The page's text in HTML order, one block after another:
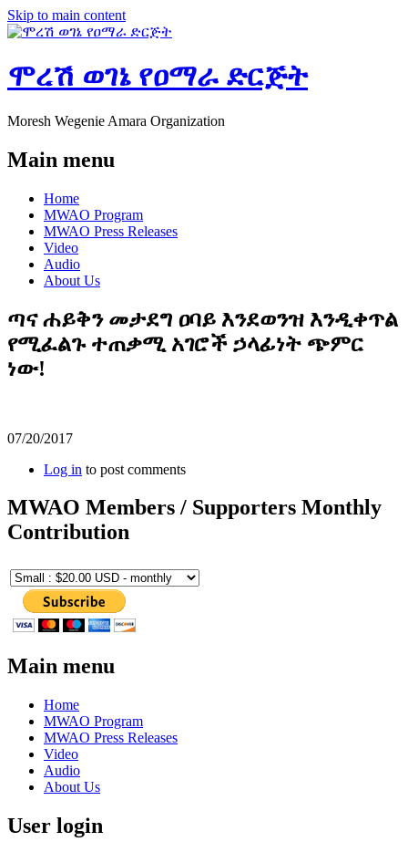
Skip to main content
ሞረሽ ወገኔ የዐማራ ድርጅት
Moresh Wegenie Amara Organization
Main menu
Home
MWAO Program
MWAO Press Releases
Video
Audio
About Us
ጣና ሐይቅን መታደግ ዐባይ እንደወንዝ እንዲቀጥል
የሚፈልጉ ተጠቃሚ አገሮች ኃላፊነት ጭምር
ነው!
07/20/2017
Log in to post comments
MWAO Members / Supporters Monthly
Contribution
Main menu
Home
MWAO Program
MWAO Press Releases
Video
Audio
About Us
User login